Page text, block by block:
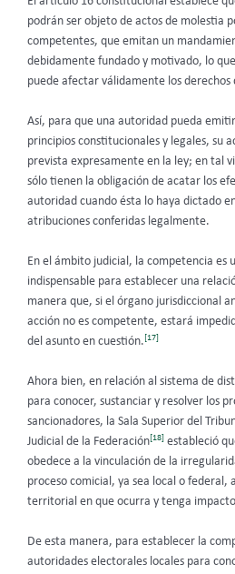
podrán ser objeto de actos de molestia
competentes, que emitan un
debidamente fundado y motivado, lo
puede afectar válidamente los derechos
Así, para que una autoridad pueda
principios constitucionales y legales, su
prevista expresamente en la ley; en tal
sólo tienen la obligación de acatar los
autoridad cuando ésta lo haya dictado
atribuciones conferidas legalmente.
En el ámbito judicial, la competencia es
indispensable para establecer una
manera que, si el órgano jurisdiccional
acción no es competente, estará
del asunto en cuestión.[17]
Ahora bien, en relación al sistema de
para conocer, sustanciar y resolver los
sancionadores, la Sala Superior del
Judicial de la Federación[18] estableció
obedece a la vinculación de la
proceso comicial, ya sea local o federal,
territorial en que ocurra y tenga
De esta manera, para establecer la
autoridades electorales locales para